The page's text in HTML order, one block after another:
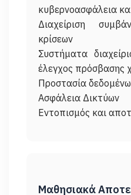
κυβερνοασφάλεια
Διαχείριση
κρίσεων
Συστήματα
έλεγχος πρόσβασης
Προστασία
Ασφάλεια Δικτύων
Μαθησιακά